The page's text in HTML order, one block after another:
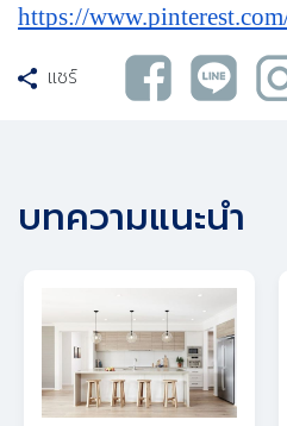
https://
แชร์
บทความแนะนำ